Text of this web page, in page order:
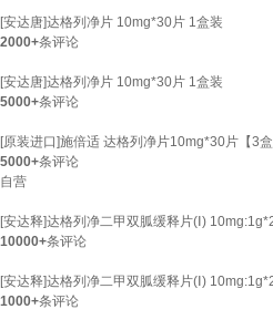
[安达唐]达格列净片 10mg*30片 1盒装
2000+条评论
[安达唐]达格列净片 10mg*30片 1盒装
5000+条评论
[原装进口]施倍适 达格列净片10mg*30片【3盒
5000+条评论
自营
[安达释]达格列净二甲双胍缓释片(Ⅰ)
10000+条评论
[安达释]达格列净二甲双胍缓释片(Ⅰ)
1000+条评论